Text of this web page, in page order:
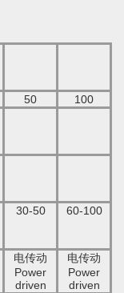
50
100
30-50 60-100
电传动
Power
driven
电传动
Power
driven